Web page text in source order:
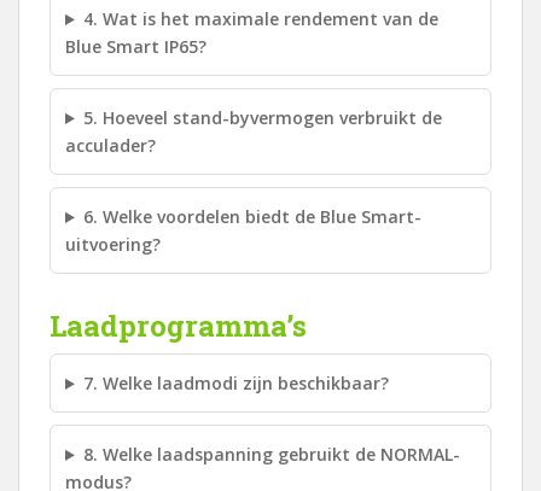
4. Wat is het maximale rendement van de
Blue Smart IP65?
5. Hoeveel stand-byvermogen verbruikt de
acculader?
6. Welke voordelen biedt de Blue Smart-
uitvoering?
Laadprogramma’s
7. Welke laadmodi zijn beschikbaar?
8. Welke laadspanning gebruikt de NORMAL-
modus?